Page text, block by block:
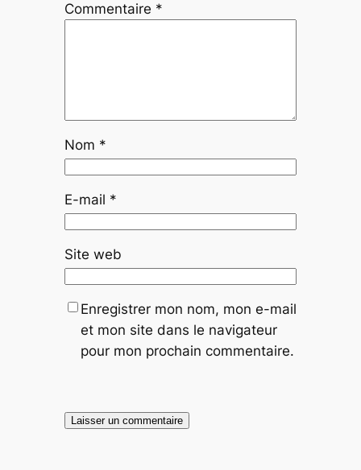
Commentaire *
Nom *
E-mail *
Site web
Enregistrer mon nom, mon e-mail
et mon site dans le navigateur
pour mon prochain commentaire.